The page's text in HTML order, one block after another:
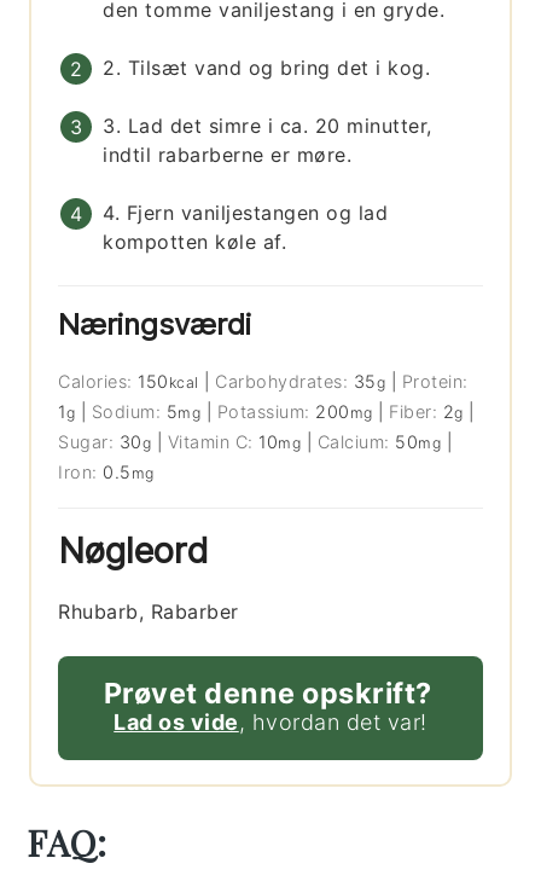
den tomme vaniljestang i en gryde.
2. Tilsæt vand og bring det i kog.
3. Lad det simre i ca. 20 minutter,
indtil rabarberne er møre.
4. Fjern vaniljestangen og lad
kompotten køle af.
Næringsværdi
Calories: 150 kcal Carbohydrates: 35g
Protein:
1g Sodium: 5mg Potassium: 200 mg Fiber: 2g
Sugar: 30g Vitamin C: 10mg Calcium: 50mg
Iron: 0.5 mg
Nøgleord
Rhubarb, Rabarber
Prøvet denne opskrift?
Lad os vide, hvordan det var!
FAQ: